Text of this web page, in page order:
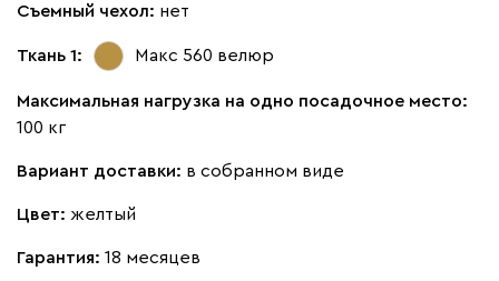
Съемный чехол: нет
Ткань 1: Макс 560 велюр
Максимальная нагрузка на одно посадочное место:
100 кг
Вариант доставки: в собранном виде
Цвет: желтый
Гарантия: 18 месяцев